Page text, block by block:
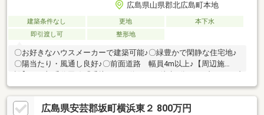
広島県山県郡北広島町本地
建築条件なし 更地
本下水
即引渡し可
整形地
〇お好きなハウスメーカーで建築可能♪〇緑豊かで閑静な住宅地♪
〇陽当たり・風通し良好♪〇前面道路 幅員4m以上♪【周辺施
ン千代田本地店・・・徒歩8分・本地郵便局・・・徒歩10分・北
広島町立本地小学校・・・徒歩21分
広島県安芸郡坂町横浜東２ 800万円